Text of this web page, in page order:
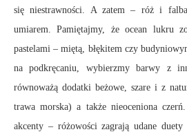
się niestrawności. A zatem – róż i
umiarem. Pamiętajmy, że ocean lukru
pastelami – miętą, błękitem czy
na podkręcaniu, wybierzmy barwy z
równoważą dodatki beżowe, szare i z
trawa morska) a także nieoceniona
akcenty – różowości zagrają udane duety